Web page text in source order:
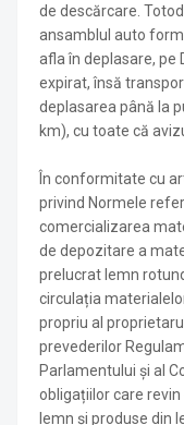
de descărcare.
ansamblul auto
afla în deplasare, pe
expirat, însă
deplasarea până la
km), cu toate că
În conformitate cu
privind Normele
comercializarea
de depozitare a
prelucrat lemn
circulația
propriu al
prevederilor
Parlamentului și al
obligațiilor care
lemn și produse din